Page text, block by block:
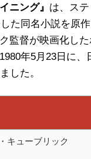
ニング』 は、ス
た同名小説を原
監督が映画化し
年5月23日に、
した。
キューブリック